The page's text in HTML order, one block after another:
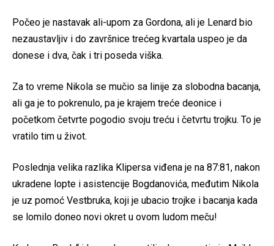
Počeo je nastavak ali-upom za Gordona, ali je Lenard bio
nezaustavljiv i do završnice trećeg kvartala uspeo je da
donese i dva, čak i tri poseda viška.
Za to vreme Nikola se mučio sa linije za slobodna bacanja,
ali ga je to pokrenulo, pa je krajem treće deonice i
početkom četvrte pogodio svoju treću i četvrtu trojku. To je
vratilo tim u život.
Poslednja velika razlika Klipersa viđena je na 87:81, nakon
ukradene lopte i asistencije Bogdanovića, međutim Nikola
je uz pomoć Vestbruka, koji je ubacio trojke i bacanja kada
se lomilo doneo novi okret u ovom ludom meču!